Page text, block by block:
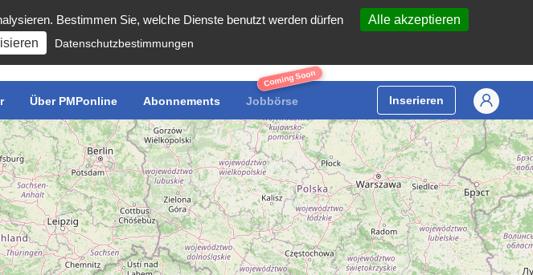
Bestimmen Sie, welche Dienste benutzt werden dürfen
Alle akzeptieren
Datenschutzbestimmungen
Über PMPonline Abonnements
Coming Soon
Jobbörse Inserieren